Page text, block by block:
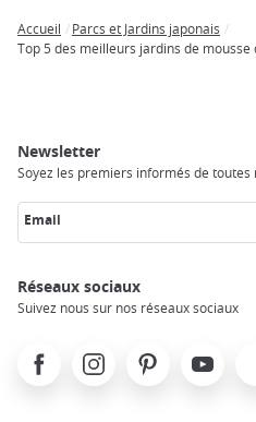
Breadcrumb
Accueil
Parcs et Jardins japonais
Top 5 des meilleurs jardins de mousse
Newsletter
Soyez les premiers informés de
Email
Réseaux sociaux
Suivez nous sur nos réseaux sociaux
FacebookInstagramPinterest Youtube